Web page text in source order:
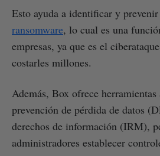
Esto ayuda a identificar y prevenir
ransomware, lo cual es una
empresas, ya que es el
costarles millones.
Además, Box ofrece herramientas
prevención de pérdida de datos
derechos de información (IRM),
administradores establecer